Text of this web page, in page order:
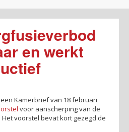
en werkt
Kamerbrief van 18 februari
voor aanscherping van de
voorstel bevat kort gezegd de